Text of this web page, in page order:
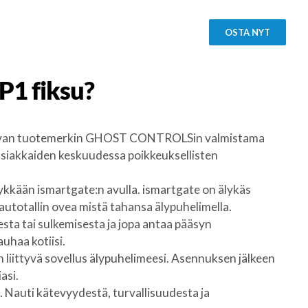
OSTA NYT
fiksu?
tuotemerkin GHOST CONTROLSin valmistama
keskuudessa poikkeuksellisten
ismartgate:n avulla. ismartgate on älykäs
ovea mistä tahansa älypuhelimella.
tai sulkemisesta ja jopa antaa pääsyn
kotiisi.
sovellus älypuhelimeesi. Asennuksen jälkeen
Nauti kätevyydestä, turvallisuudesta ja